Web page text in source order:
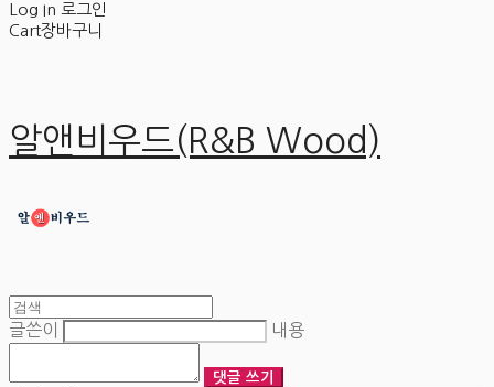
Log In 로그인
Cart장바구니
알앤비우드(R&B Wood)
글쓴이 내용
댓글 쓰기